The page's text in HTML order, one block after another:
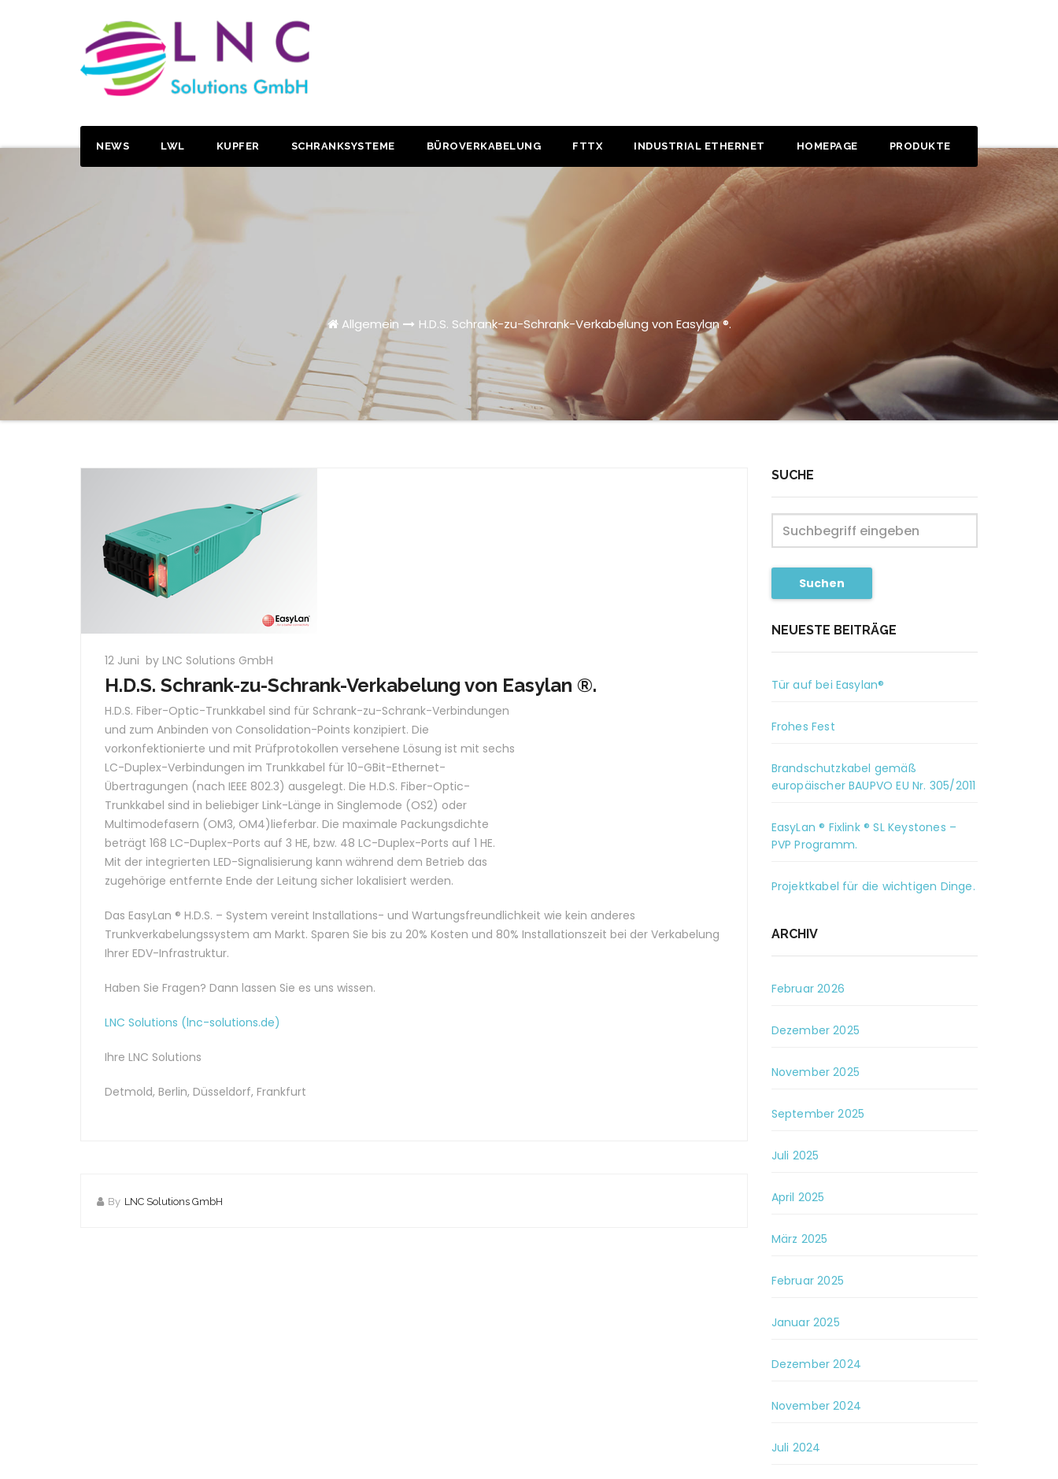
NEWS LWL KUPFER SCHRANKSYSTEME BÜROVERKABELUNG FTTX INDUSTRIAL ETHERNET HOMEPAGE PRODUKTE
Allgemein H.D.S. Schrank-zu-Schrank-Verkabelung von Easylan ®.
12 Juni by LNC Solutions GmbH
H.D.S. Schrank-zu-Schrank-Verkabelung von Easylan ®.
H.D.S. Fiber-Optic-Trunkkabel sind für Schrank-zu-Schrank-Verbindungen
und zum Anbinden von Consolidation-Points konzipiert. Die
vorkonfektionierte und mit Prüfprotokollen versehene Lösung ist mit sechs
LC-Duplex-Verbindungen im Trunkkabel für 10-GBit-Ethernet-
Übertragungen (nach IEEE 802.3) ausgelegt. Die H.D.S. Fiber-Optic-
Trunkkabel sind in beliebiger Link-Länge in Singlemode (OS2) oder
Multimodefasern (OM3, OM4)lieferbar. Die maximale Packungsdichte
beträgt 168 LC-Duplex-Ports auf 3 HE, bzw. 48 LC-Duplex-Ports auf 1 HE.
Mit der integrierten LED-Signalisierung kann während dem Betrieb das
zugehörige entfernte Ende der Leitung sicher lokalisiert werden.
Das EasyLan ® H.D.S. – System vereint Installations- und Wartungsfreundlichkeit wie kein anderes
Trunkverkabelungssystem am Markt. Sparen Sie bis zu 20% Kosten und 80% Installationszeit bei der Verkabelung
Ihrer EDV-Infrastruktur.
Haben Sie Fragen? Dann lassen Sie es uns wissen.
LNC Solutions (lnc-solutions.de)
Ihre LNC Solutions
Detmold, Berlin, Düsseldorf, Frankfurt
By LNC Solutions GmbH
SUCHE
Suchen
NEUESTE BEITRÄGE
Tür auf bei Easylan®
Frohes Fest
Brandschutzkabel gemäß
europäischer BAUPVO EU Nr. 305/2011
EasyLan ® Fixlink ® SL Keystones –
PVP Programm.
Projektkabel für die wichtigen Dinge.
ARCHIV
Februar 2026
Dezember 2025
November 2025
September 2025
Juli 2025
April 2025
März 2025
Februar 2025
Januar 2025
Dezember 2024
November 2024
Juli 2024